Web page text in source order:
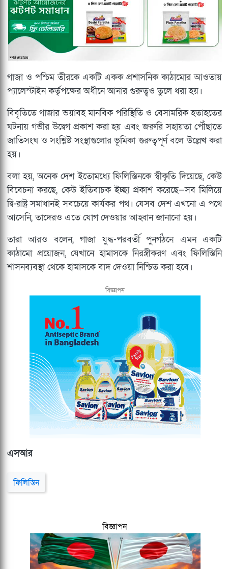
গাজা ও পশ্চিম তীরকে একটি একক প্রশাসনিক কাঠামোর আওতায়
প্যালেস্টাইন কর্তৃপক্ষের অধীনে আনার গুরুত্বও তুলে ধরা হয়।
বিবৃতিতে গাজার ভয়াবহ মানবিক পরিস্থিতি ও বেসামরিক হতাহতের
ঘটনায় গভীর উদ্বেগ প্রকাশ করা হয় এবং জরুরি সহায়তা পৌঁছাতে
জাতিসংঘ ও সংশ্লিষ্ট সংস্থাগুলোর ভূমিকা গুরুত্বপূর্ণ বলে উল্লেখ করা
হয়।
বলা হয়, অনেক দেশ ইতোমধ্যে ফিলিস্তিনকে স্বীকৃতি দিয়েছে, কেউ
বিবেচনা করছে, কেউ ইতিবাচক ইচ্ছা প্রকাশ করেছে—সব মিলিয়ে
দ্বি-রাষ্ট্র সমাধানই সবচেয়ে কার্যকর পথ। যেসব দেশ এখনো এ পথে
আসেনি, তাদেরও এতে যোগ দেওয়ার আহ্বান জানানো হয়।
তারা আরও বলেন, গাজা যুদ্ধ-পরবর্তী পুনর্গঠনে এমন একটি
কাঠামো প্রয়োজন, যেখানে হামাসকে নিরস্ত্রীকরণ এবং ফিলিস্তিনি
শাসনব্যবস্থা থেকে হামাসকে বাদ দেওয়া নিশ্চিত করা হবে।
বিজ্ঞাপন
এসআর
ফিলিস্তিন
বিজ্ঞাপন